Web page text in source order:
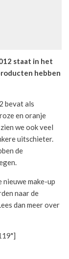
staat in het
hebben
bevat als
en oranje
we ook veel
uitschieter.
de
nieuwe make-up
naar de
dan meer over